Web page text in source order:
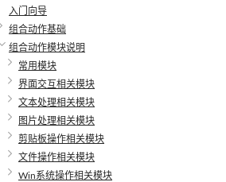
入门向导
组合动作基础
组合动作模块说明
常用模块
界面交互相关模块
文本处理相关模块
图片处理相关模块
剪贴板操作相关模块
文件操作相关模块
Win系统操作相关模块